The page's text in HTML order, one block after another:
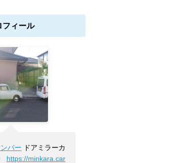
フィール
バー ドアミラーカ
https://minkara.car